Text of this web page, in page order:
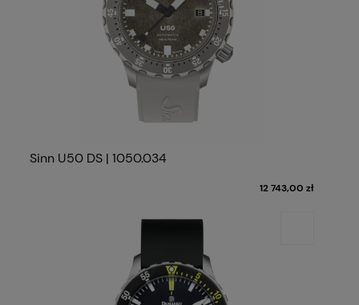
Sinn U50 DS | 1050.034
12 743,00 zł